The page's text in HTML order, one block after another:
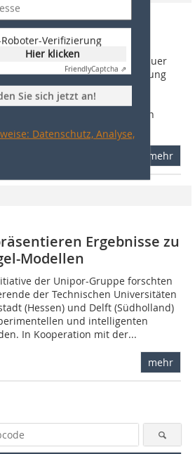
Verifizierung
Hier klicken
FriendlyCaptcha ⇗
Sie sich jetzt an!
Datenschutz, Analyse,
sollten eine lange Lebensdauer
wenig oder keine Wartung
Zudem sollen sie die
zuverlässig vor
schützen. Und wenn doch
mehr
Ergebnisse zu
Modellen
der Unipor-Gruppe forschten
der Technischen Universitäten
(Hessen) und Delft (Südholland)
und intelligenten
In Kooperation mit der...
mehr